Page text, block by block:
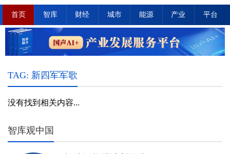
首页 智库 财经 城市 能源 产业 平台
TAG: 新四军军歌
没有找到相关内容...
智库观中国